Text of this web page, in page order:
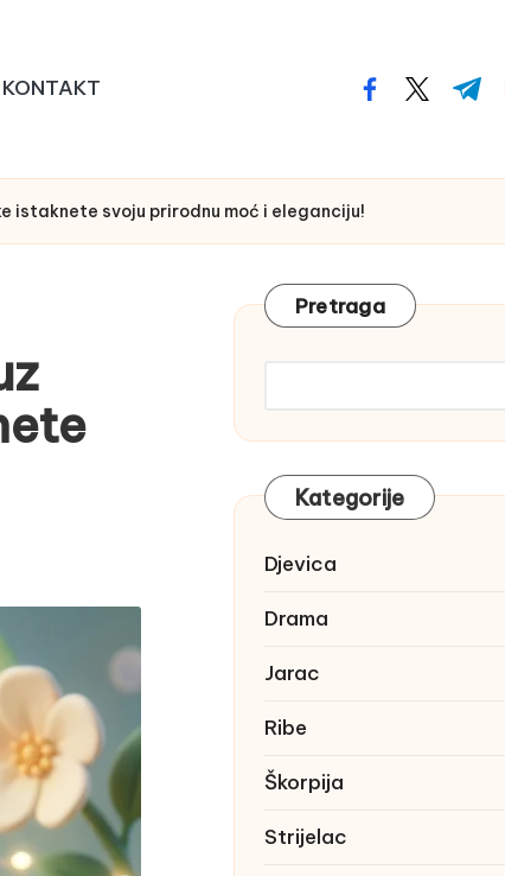
KONTAKT facebook.com
t.me
istaknete svoju prirodnu moć i eleganciju!
Pretraga
Kategorije
Djevica
Drama
Jarac
Ribe
Škorpija
Strijelac